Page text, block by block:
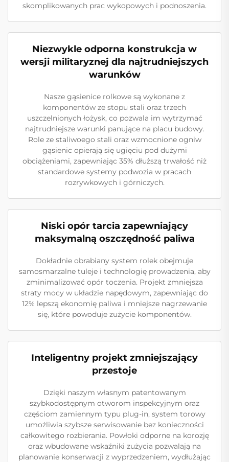
skomplikowanych prac wykopowych i podnoszenia.
Niezwykle odporna konstrukcja w
wersji militaryznej dla najtrudniejszych
warunków
Nasze gąsienice rolkowe są wykonane z
komponentów ze stopu stali oraz trzech
uszczelnionych łożysk, co pozwala im wytrzymać
najtrudniejsze warunki panujące na placu budowy.
Role ze staliwoego stali oraz wzmocnione ogniw
gąsienic opierają się ugięciu pod dużymi
obciążeniami, zapewniając 35% dłuższą trwałość niż
standardowe systemy podwozia w pracach
rozrywkowych i górniczych.
Niski opór tarcia zapewniający
maksymalną oszczędność paliwa
Dokładnie obrabiany system rolek obejmuje
samosmarzalne tuleje i technologię prowadzenia, aby
zminimalizować opór toczenia. Projekt zmniejsza
straty mocy w układzie napędowym, zapewniając do
12% lepszą ekonomię paliwa i mniejsze nagrzewanie
się, które powoduje zużycie komponentów.
Inteligentny projekt zmniejszający
przestoje
Dzięki naszym własnym patentowanym
szybkodostępnym otworom inspekcyjnym oraz
częściom zamiennym typu plug-in, system torowy
umożliwia szybsze serwisowanie bez konieczności
całkowitego rozbierania. Powłoki odporne na korozję
oraz wbudowane wskaźniki zużycia pozwalają na
planowanie konserwacji z wyprzedzeniem, wydłużając